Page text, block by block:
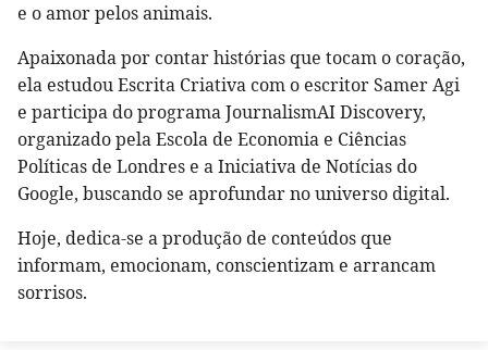
e o amor pelos animais.
Apaixonada por contar histórias que tocam o coração,
ela estudou Escrita Criativa com o escritor Samer Agi
e participa do programa JournalismAI Discovery,
organizado pela Escola de Economia e Ciências
Políticas de Londres e a Iniciativa de Notícias do
Google, buscando se aprofundar no universo digital.
Hoje, dedica-se a produção de conteúdos que
informam, emocionam, conscientizam e arrancam
sorrisos.